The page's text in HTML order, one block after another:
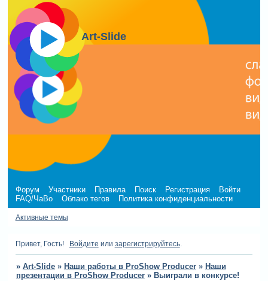
Art-Slide
Форум Участники Правила Поиск Регистрация
Войти
FAQ/ЧаВо
Облако тегов Политика конфиденциальности
Активные темы
Привет, Гость! Войдите или зарегистрируйтесь.
» Art-Slide » Наши работы в ProShow Producer » Наши
презентации в ProShow Producer » Выиграли в конкурсе!